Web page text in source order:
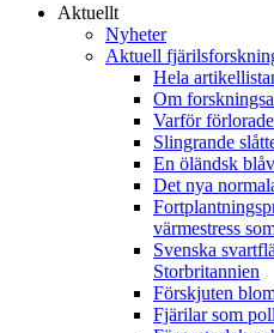
Aktuellt
Nyheter
Aktuell
Hela
Om
Varför
Slingrande
En öländsk
Det nya
värmestress
Svenska
Storbritannien
Förskjuten
Fjärilar som